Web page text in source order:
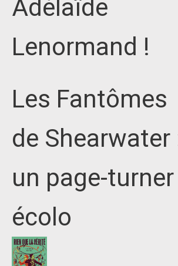
Adélaïde
Lenormand !
Les Fantômes
de Shearwater
un page-turner
écolo